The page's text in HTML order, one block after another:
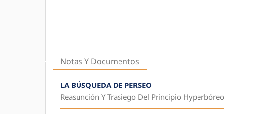
Notas Y Documentos
LA BÚSQUEDA DE PERSEO
Reasunción Y Trasiego Del Principio Hyperbóreo